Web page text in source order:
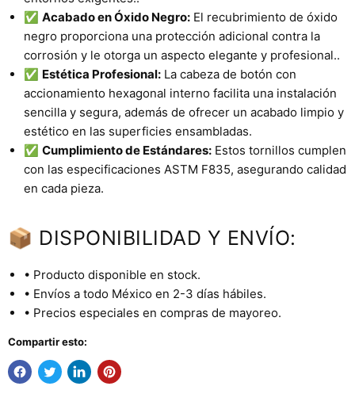
✅ Acabado en Óxido Negro: El recubrimiento de óxido
negro proporciona una protección adicional contra la
corrosión y le otorga un aspecto elegante y profesional..
✅ Estética Profesional: La cabeza de botón con
accionamiento hexagonal interno facilita una instalación
sencilla y segura, además de ofrecer un acabado limpio y
estético en las superficies ensambladas.
✅ Cumplimiento de Estándares: Estos tornillos cumplen
con las especificaciones ASTM F835, asegurando calidad
en cada pieza.
📦 DISPONIBILIDAD Y ENVÍO:
• Producto disponible en stock.
• Envíos a todo México en 2-3 días hábiles.
• Precios especiales en compras de mayoreo.
Compartir esto: